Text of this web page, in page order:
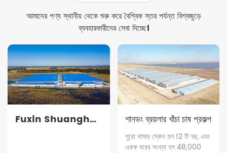
আমাদের পণ্য স্থানীয় থেকে শুরু করে বৈশ্বিক স্তর পর্যন্ত বিশ্বজুড়ে
ব্যবহারকারীদের সেবা দিচ্ছে।
Fuxin Shuanghui
শানডং ব্রয়লার খাঁচা চাষ প্রকল্প
পুরো খামার স্কেল হল 12 টি ঘর, এবং
একক ঘরের সংখ্যা হল 48,000